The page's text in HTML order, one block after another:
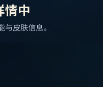
情中
皮肤信息。